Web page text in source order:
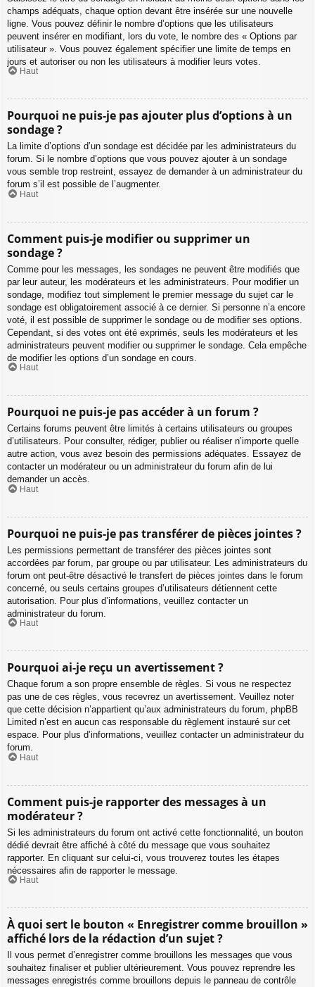
champs adéquats, chaque option devant être insérée sur une nouvelle
ligne. Vous pouvez définir le nombre d’options que les utilisateurs
peuvent insérer en modifiant, lors du vote, le nombre des « Options par
utilisateur ». Vous pouvez également spécifier une limite de temps en
jours et autoriser ou non les utilisateurs à modifier leurs votes.
Haut
Pourquoi ne puis-je pas ajouter plus d’options à un
sondage ?
La limite d’options d’un sondage est décidée par les administrateurs du
forum. Si le nombre d’options que vous pouvez ajouter à un sondage
vous semble trop restreint, essayez de demander à un administrateur du
forum s’il est possible de l’augmenter.
Haut
Comment puis-je modifier ou supprimer un
sondage ?
Comme pour les messages, les sondages ne peuvent être modifiés que
par leur auteur, les modérateurs et les administrateurs. Pour modifier un
sondage, modifiez tout simplement le premier message du sujet car le
sondage est obligatoirement associé à ce dernier. Si personne n’a encore
voté, il est possible de supprimer le sondage ou de modifier ses options.
Cependant, si des votes ont été exprimés, seuls les modérateurs et les
administrateurs peuvent modifier ou supprimer le sondage. Cela empêche
de modifier les options d’un sondage en cours.
Haut
Pourquoi ne puis-je pas accéder à un forum ?
Certains forums peuvent être limités à certains utilisateurs ou groupes
d’utilisateurs. Pour consulter, rédiger, publier ou réaliser n’importe quelle
autre action, vous avez besoin des permissions adéquates. Essayez de
contacter un modérateur ou un administrateur du forum afin de lui
demander un accès.
Haut
Pourquoi ne puis-je pas transférer de pièces jointes ?
Les permissions permettant de transférer des pièces jointes sont
accordées par forum, par groupe ou par utilisateur. Les administrateurs du
forum ont peut-être désactivé le transfert de pièces jointes dans le forum
concerné, ou seuls certains groupes d’utilisateurs détiennent cette
autorisation. Pour plus d’informations, veuillez contacter un
administrateur du forum.
Haut
Pourquoi ai-je reçu un avertissement ?
Chaque forum a son propre ensemble de règles. Si vous ne respectez
pas une de ces règles, vous recevrez un avertissement. Veuillez noter
que cette décision n’appartient qu’aux administrateurs du forum, phpBB
Limited n’est en aucun cas responsable du règlement instauré sur cet
espace. Pour plus d’informations, veuillez contacter un administrateur du
forum.
Haut
Comment puis-je rapporter des messages à un
modérateur ?
Si les administrateurs du forum ont activé cette fonctionnalité, un bouton
dédié devrait être affiché à côté du message que vous souhaitez
rapporter. En cliquant sur celui-ci, vous trouverez toutes les étapes
nécessaires afin de rapporter le message.
Haut
À quoi sert le bouton « Enregistrer comme brouillon »
affiché lors de la rédaction d’un sujet ?
Il vous permet d’enregistrer comme brouillons les messages que vous
souhaitez finaliser et publier ultérieurement. Vous pouvez reprendre les
messages enregistrés comme brouillons depuis le panneau de contrôle